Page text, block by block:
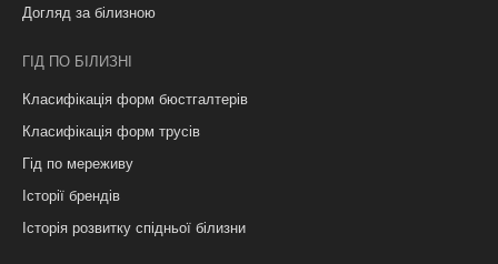
Догляд за білизною
ГІД ПО БІЛИЗНІ
Класифікація форм бюстгалтерів
Класифікація форм трусів
Гід по мереживу
Історії брендів
Історія розвитку спідньої білизни